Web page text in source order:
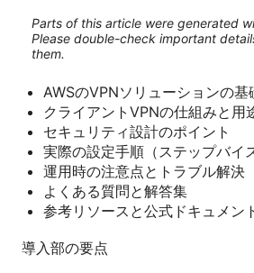
Parts of this article were generated
Please double-check important
them.
AWSのVPNソリューションの基
クライアントVPNの仕組みと用
セキュリティ設計のポイント
実際の設定手順（ステップバイ
運用時の注意点とトラブル解決
よくある質問と解答集
参考リソースと公式ドキュメン
導入部の要点